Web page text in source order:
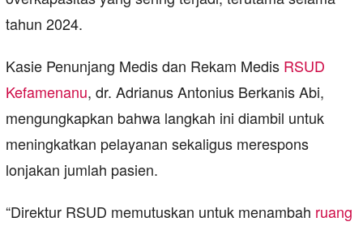
tahun 2024.
Kasie Penunjang Medis dan Rekam Medis RSUD
Kefamenanu, dr. Adrianus Antonius Berkanis Abi,
mengungkapkan bahwa langkah ini diambil untuk
meningkatkan pelayanan sekaligus merespons
lonjakan jumlah pasien.
“Direktur RSUD memutuskan untuk menambah ruang